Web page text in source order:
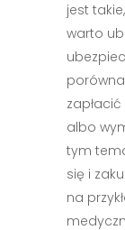
jest
warto
albo
tym
się i
na